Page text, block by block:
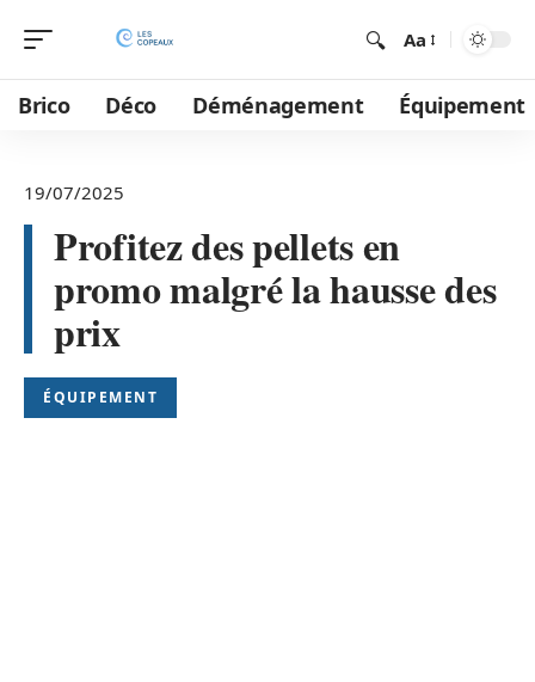
Aa
Brico Déco Déménagement Équipement
19/07/2025
Profitez des pellets en
promo malgré la hausse des
prix
ÉQUIPEMENT